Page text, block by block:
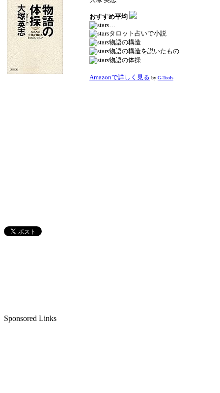
おすすめ平均
…
タロット占いで小説
物語の構造
物語の構造を説いたもの
物語の体操
Amazonで詳しく見る by G-Tools
Sponsored Links